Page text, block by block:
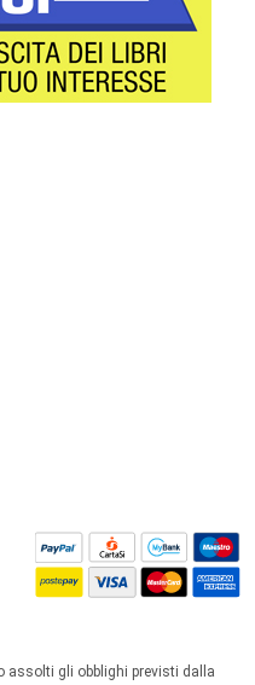
assolti gli obblighi previsti dalla